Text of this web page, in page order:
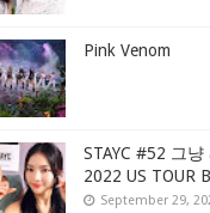
Pink Venom
STAYC #52 그
2022 US TOUR
September 29,